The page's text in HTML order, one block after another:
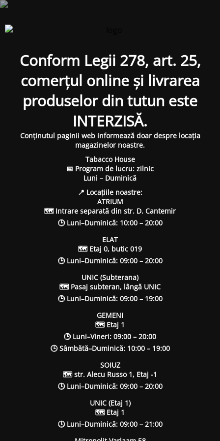
Conform Legii 278, art. 25,
comerțul online și livrarea
produselor din tutun este
INTERZISĂ.
Conținutul paginii web informează doar despre locația
magazinelor noastre.
Tabacco House
📅 Program de lucru: zilnic
Luni – Duminică
📍 Locațiile noastre:
ATRIUM
🗺 Intrare separată din str. D. Cantemir
🕒 Luni–Duminică: 10:00 – 20:00
ELAT
🗺 Etaj 0, butic 019
🕒 Luni–Duminică: 09:00 – 20:00
UNIC (Subterana)
🗺 Pasaj subteran, lângă UNIC
🕒 Luni–Duminică: 09:00 – 19:00
GEMENI
🗺 Etaj 1
🕒 Luni–Vineri: 09:00 – 20:00
🕒 Sâmbătă–Duminică: 10:00 – 19:00
SOIUZ
🗺 str. Alecu Russo 1, Etaj -1
🕒 Luni–Duminică: 09:00 – 20:00
UNIC (Etaj 1)
🗺 Etaj 1
🕒 Luni–Duminică: 09:00 – 21:00